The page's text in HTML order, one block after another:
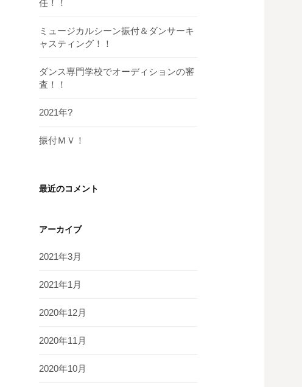
任！！
ミュージカルシーン振付＆ダンサーキ
ャスティング！！
ダンス専門学校でオーディションの審
査！！
2021年?
振付ＭＶ！
最近のコメント
アーカイブ
2021年3月
2021年1月
2020年12月
2020年11月
2020年10月